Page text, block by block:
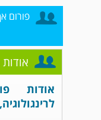
פורום
אודות